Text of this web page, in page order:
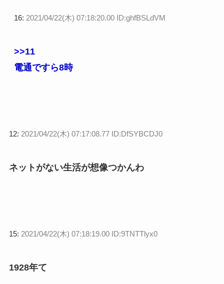
16: 2021/04/22(木) 07:18:20.00 ID:ghfBSLdVM
>>11
電通ですら8時
12: 2021/04/22(木) 07:17:08.77 ID:DfSYBCDJ0
ネットがない生活が想像つかんわ
15: 2021/04/22(木) 07:18:19.00 ID:9TNTTlyx0
1928年て